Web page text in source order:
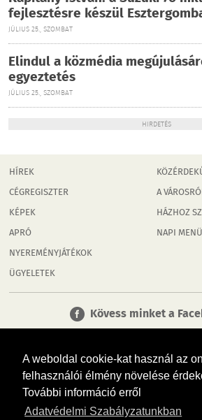
A weboldal cookie-kat használ az
felhasználói élmény növelése
További információ erről
Adatvédelmi Szabályzatunkban
fejlesztésre készül
JÚLIUS 25., SZOMBAT
Elindul a közmédia
egyeztetés
JÚLIUS 25., SZOMBAT
HIRDETÉS
HÍREK
CÉGREGISZTER
KÉPEK
APRÓ
NYEREMÉNYJÁTÉKOK
ÜGYELETEK
A
HÁZHOZ
NAPI MENÜ
Kövess minket a
Tudj meg többet városodról! Hírek,
menü, cégek…. és minden, ami Orosháza